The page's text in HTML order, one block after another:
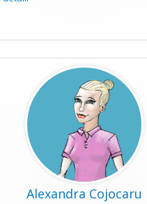
Alexandra Cojocaru